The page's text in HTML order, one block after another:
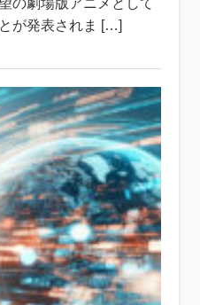
の劇場版アニメとして
が発表されま […]